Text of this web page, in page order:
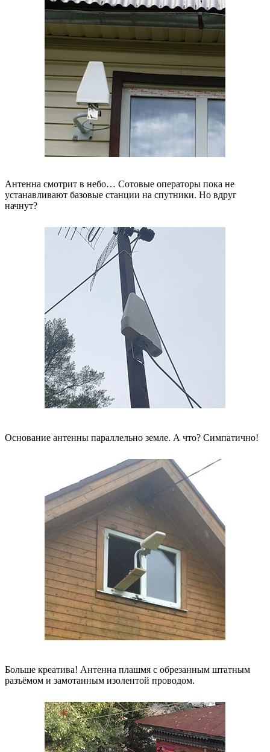
Антенна смотрит в небо… Сотовые операторы пока не
устанавливают базовые станции на спутники. Но вдруг
начнут?
Основание антенны параллельно земле. А что? Симпатично!
Больше креатива! Антенна плашмя с обрезанным штатным
разъёмом и замотанным изолентой проводом.